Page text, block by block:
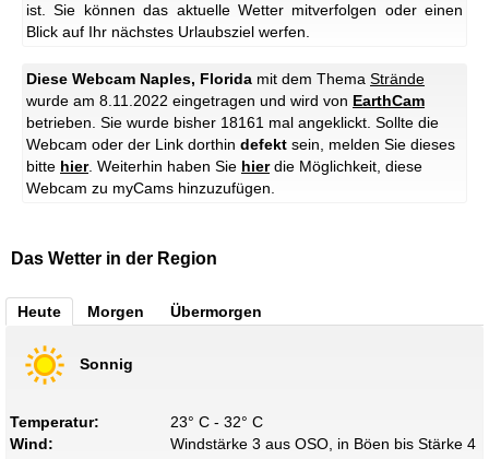
ist. Sie können das aktuelle Wetter mitverfolgen oder einen
Blick auf Ihr nächstes Urlaubsziel werfen.
Diese Webcam Naples, Florida mit dem Thema Strände
wurde am 8.11.2022 eingetragen und wird von EarthCam
betrieben. Sie wurde bisher 18161 mal angeklickt. Sollte die
Webcam oder der Link dorthin defekt sein, melden Sie dieses
bitte hier. Weiterhin haben Sie hierdie Möglichkeit, diese
Webcam zu myCams hinzuzufügen.
Das Wetter in der Region
Heute Morgen Übermorgen
Sonnig
Temperatur:
23° C - 32° C
Wind:
Windstärke 3 aus OSO, in Böen bis Stärke 4